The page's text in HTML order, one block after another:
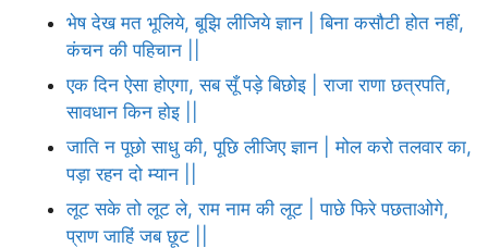
भेष देख मत भूलिये, बूझि लीजिये ज्ञान | बिना कसौटी होत नहीं,
कंचन की पहिचान ||
एक दिन ऐसा होएगा, सब सूँ पड़े बिछोइ | राजा राणा छत्रपति,
सावधान किन होइ ||
जाति न पूछो साधु की, पूछि लीजिए ज्ञान | मोल करो तलवार का,
पड़ा रहन दो म्यान ||
लूट सके तो लूट ले, राम नाम की लूट | पाछे फिरे पछताओगे,
प्राण जाहिं जब छूट ||